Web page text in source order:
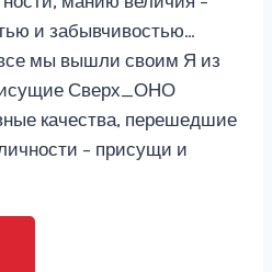
и забывчивостью…
мы вышли своим Я из
Сверх_ОНО
качества, перешедшие
– присущи и